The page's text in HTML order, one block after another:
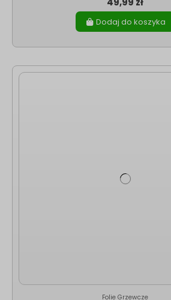
Dodaj do koszyka
Folie Grzewcze